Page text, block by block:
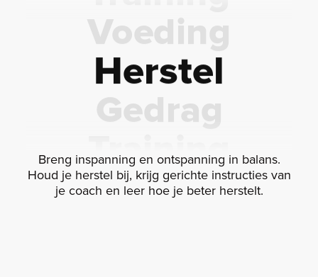
Voeding
Herstel
Gedrag
Voeding
Breng inspanning en ontspanning in balans.
Houd je herstel bij, krijg gerichte instructies van
je coach en leer hoe je beter herstelt.